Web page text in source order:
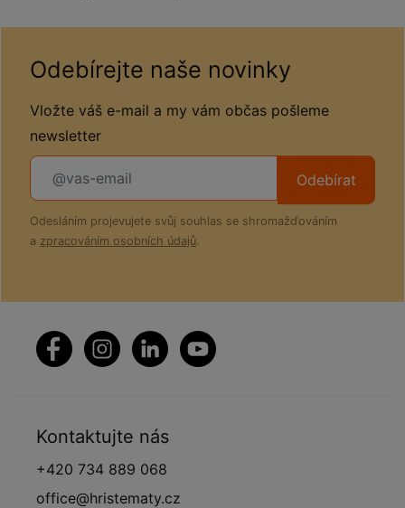
Odebírejte naše novinky
Vložte váš e-mail a my vám občas pošleme
newsletter
Odebírat
Odesláním projevujete svůj souhlas se shromažďováním
a zpracováním osobních údajů.
Kontaktujte nás
+420 734 889 068
office@hristematy.cz